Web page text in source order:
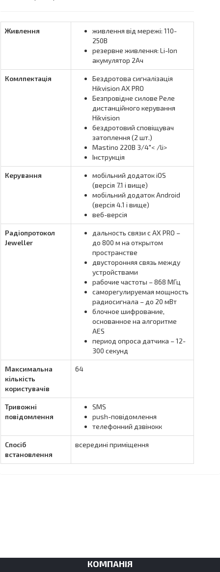
Живлення
живлення від мережі: 110-
250В
резервне живлення: Li-Ion
акумулятор 2Ач
Комлпектація
Бездротова сигналізація
Hikvision AX PRO
Безпровідне силове Реле
дистанційного керування
Hikvision
бездротовий сповіщувач
затоплення (2 шт.)
Mastino 220В 3/4″< /li>
Інструкція
Керування
мобільний додаток iOS
(версія 7.1 і вище)
мобільний додаток Android
(версія 4.1 і вище)
веб-версія
Радіопротокол
Jeweller
дальность связи с AX PRO –
до 800 м на открытом
пространстве
двусторонняя связь между
устройствами
рабочие частоты – 868 МГц
саморегулируемая мощность
радиосигнала – до 20 мВт
блочное шифрование,
основанное на алгоритме
AES
период опроса датчика – 12-
300 секунд
Максимальна
кількість
користувачів
64
Тривожні
повідомлення
SMS
push-повідомлення
телефонний дзвінокк
Спосіб
встановлення
всередині приміщення
КОМПАНІЯ